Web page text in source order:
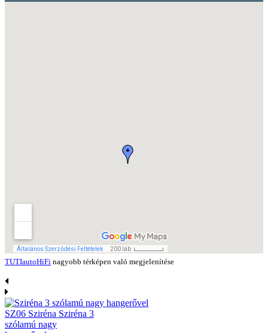
TUTIautoHiFi nagyobb térképen való megjelenítése
SZ06 Sziréna Sziréna 3
szólamú nagy